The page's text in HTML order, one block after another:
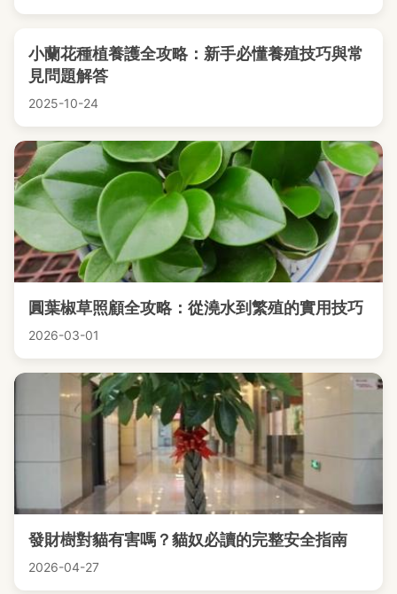
小蘭花種植養護全攻略：新手必懂養殖技巧與常
見問題解答
2025-10-24
圓葉椒草照顧全攻略：從澆水到繁殖的實用技巧
2026-03-01
發財樹對貓有害嗎？貓奴必讀的完整安全指南
2026-04-27